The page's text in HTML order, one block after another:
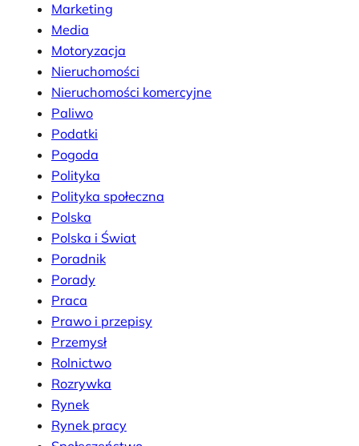
Marketing
Media
Motoryzacja
Nieruchomości
Nieruchomości komercyjne
Paliwo
Podatki
Pogoda
Polityka
Polityka społeczna
Polska
Polska i Świat
Poradnik
Porady
Praca
Prawo i przepisy
Przemysł
Rolnictwo
Rozrywka
Rynek
Rynek pracy